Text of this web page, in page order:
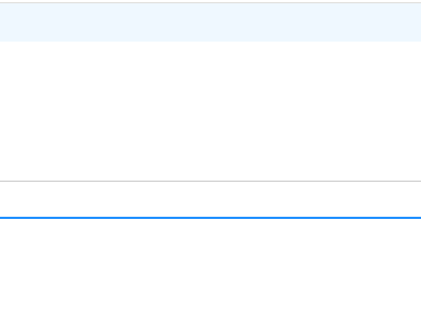
河南新乡市生产的双端面研磨机已达到技术协议